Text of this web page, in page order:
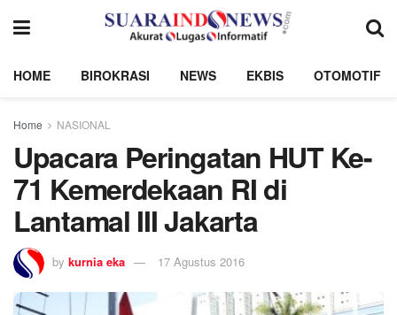
HOME BIROKRASI NEWS EKBIS OTOMOTIF
Home NASIONAL
Upacara Peringatan HUT Ke-
71 Kemerdekaan RI di
Lantamal III Jakarta
by kurnia eka 17 Agustus 2016